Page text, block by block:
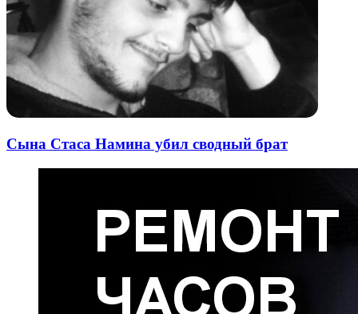
Сына Стаса Намина убил сводный брат